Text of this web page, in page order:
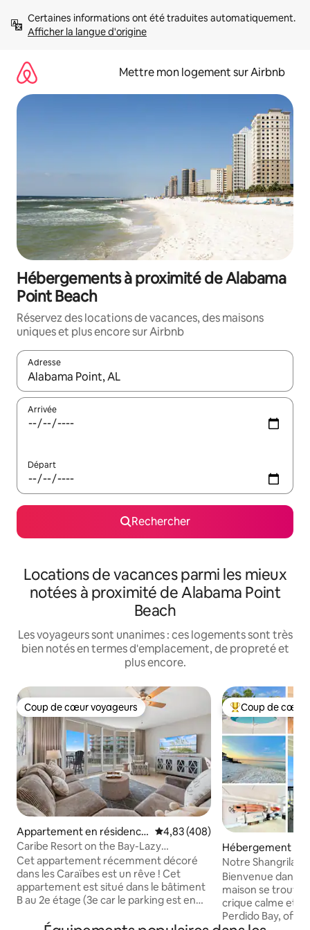
directement
Afficher la langue d'origine
Mettre mon logement sur Airbnb
Hébergements à proximité de Alabama
Point Beach
Réservez des locations de vacances, des maisons
uniques et plus encore sur Airbnb
Adresse
Lorsque les résultats s'affichent, utilisez les flèches vers le
Arrivée
Départ
Rechercher
Locations de vacances parmi les mieux
notées à proximité de Alabama Point
Beach
Les voyageurs sont unanimes : ces logements sont très
bien notés en termes d'emplacement, de propreté et
plus encore.
Coup de cœur voyageurs
Coup de cœur voyageurs
Appartement en résidence
⋅ Orange Beach
Évaluation moyenne sur la
4,83 (408)
Caribe Resort on the Bay-Lazy
River/Cabanas! B208
Cet appartement récemment décoré
dans les Caraïbes est un rêve ! Cet
appartement est situé dans le bâtiment
B au 2e étage (3e car le parking est en
confortablement. La nouvelle télévision
Coups de cœur
Coup de cœur
Hébergement ⋅
Notre Shangrila :
avec kayaks et
Bienvenue dans
maison se
crique calme et
Perdido Bay,